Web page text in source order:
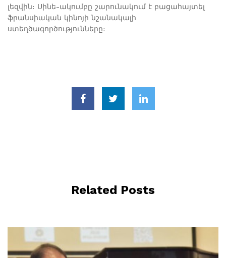
լեզվին։ Սինե-ակումբը շարունակում է բացահայտել
ֆրանսիական կինոյի նշանակալի
ստեղծագործությունները։
Related Posts